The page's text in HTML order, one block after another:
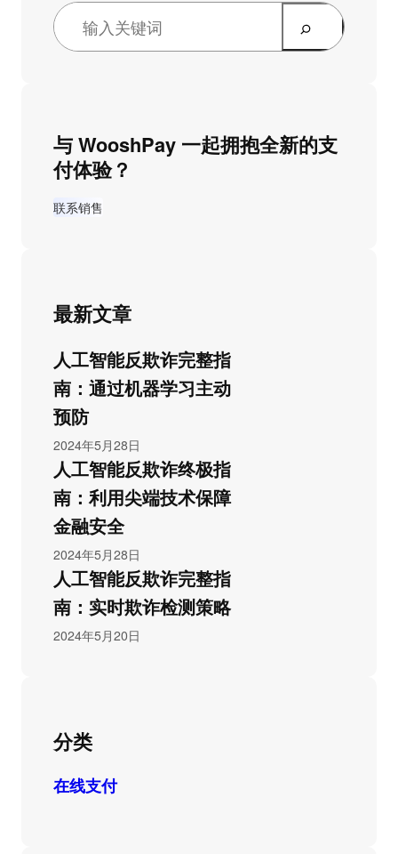
与 WooshPay 一起拥抱全新的支
付体验？
联系销售
最新文章
人工智能反欺诈完整指
南：通过机器学习主动
预防
2024年5月28日
人工智能反欺诈终极指
南：利用尖端技术保障
金融安全
2024年5月28日
人工智能反欺诈完整指
南：实时欺诈检测策略
2024年5月20日
分类
在线支付